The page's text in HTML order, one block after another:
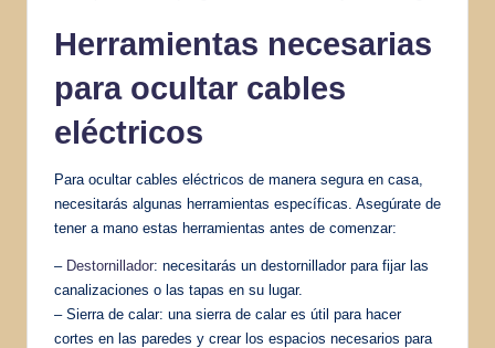
Herramientas necesarias
para ocultar cables
eléctricos
Para ocultar cables eléctricos de manera segura en casa,
necesitarás algunas herramientas específicas. Asegúrate de
tener a mano estas herramientas antes de comenzar:
– Destornillador: necesitarás un destornillador para fijar las
canalizaciones o las tapas en su lugar.
– Sierra de calar: una sierra de calar es útil para hacer
cortes en las paredes y crear los espacios necesarios para